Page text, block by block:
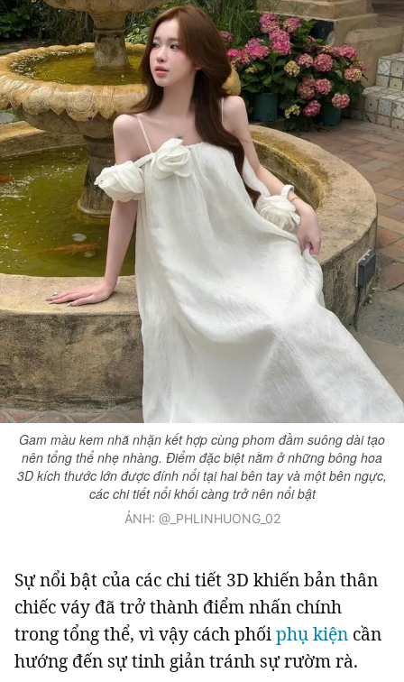
Đọc Thanh Niên trên điện thoại
Theo dõi báo trên
Hotline
0906 645 777
Liên hệ quảng cáo
0908 780 404
Đặt báo Quảng cáo RSS Tòa soạn Chính sách bảo
Tổng biên tập: Nguyễn Ngọc Toàn
Phó tổng biên tập: Hải Thành
Ủy viên Ban biên tập - Tổng Thư ký tòa soạn: Trần Việt Hưng
Giấy phép xuất bản số 110/GP - BTTTT cấp ngày 24.3.2020
© 2003-2026 Bản quyền thuộc về Báo Thanh Niên. Cấm sao chép
dưới mọi hình thức nếu không có sự chấp thuận bằng văn bản.
Phát triển bởi ePi Technologies, JSC.
Gam màu kem nhã nhặn kết hợp cùng phom đầm suông dài tạo
nên tổng thể nhẹ nhàng. Điểm đặc biệt nằm ở những bông hoa
3D kích thước lớn được đính nổi tại hai bên tay và một bên ngực,
các chi tiết nổi khối càng trở nên nổi bật
ẢNH: @_PHLINHUONG_02
Sự nổi bật của các chi tiết 3D khiến bản thân
chiếc váy đã trở thành điểm nhấn chính
trong tổng thể, vì vậy cách phốiphụ kiện cần
hướng đến sự tinh giản tránh sự rườm rà.